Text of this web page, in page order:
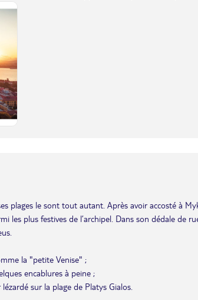
plages le sont tout autant. Après avoir accosté à
les plus festives de l’archipel. Dans son dédale de
la "petite Venise" ;
encablures à peine ;
sur la plage de Platys Gialos.